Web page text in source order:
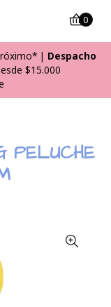
| Despacho
$15.000
0
PELUCHE